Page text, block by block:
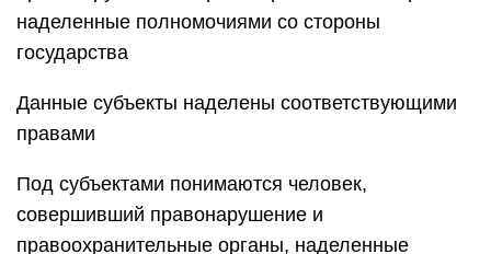
наделенные полномочиями со стороны
государства
Данные субъекты наделены соответствующими
правами
Под субъектами понимаются человек,
совершивший правонарушение и
правоохранительные органы, наделенные